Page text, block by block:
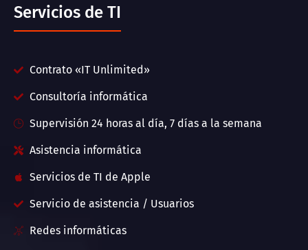
Servicios de TI
Contrato «IT Unlimited»
Consultoría informática
Supervisión 24 horas al día, 7 días a la semana
Asistencia informática
Servicios de TI de Apple
Servicio de asistencia / Usuarios
Redes informáticas